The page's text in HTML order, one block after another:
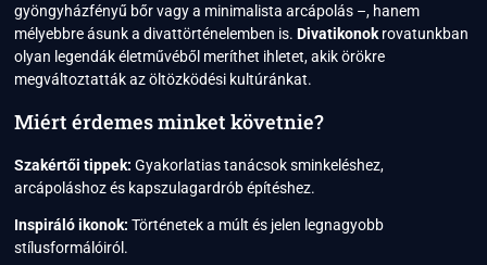
gyöngyházfényű bőr vagy a minimalista arcápolás –, hanem
mélyebbre ásunk a divattörténelemben is.Divatikonok rovatunkban
olyan legendák életművéből meríthet ihletet, akik örökre
megváltoztatták az öltözködési kultúránkat.
Miért érdemes minket követnie?
Szakértői tippek: Gyakorlatias tanácsok sminkeléshez,
arcápoláshoz és kapszulagardrób építéshez.
Inspiráló ikonok: Történetek a múlt és jelen legnagyobb
stílusformálóiról.